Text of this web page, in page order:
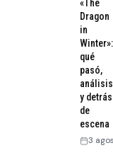
«The
Dragon
in
Winter»:
qué
pasó,
análisis
y detrás
de
escena
3